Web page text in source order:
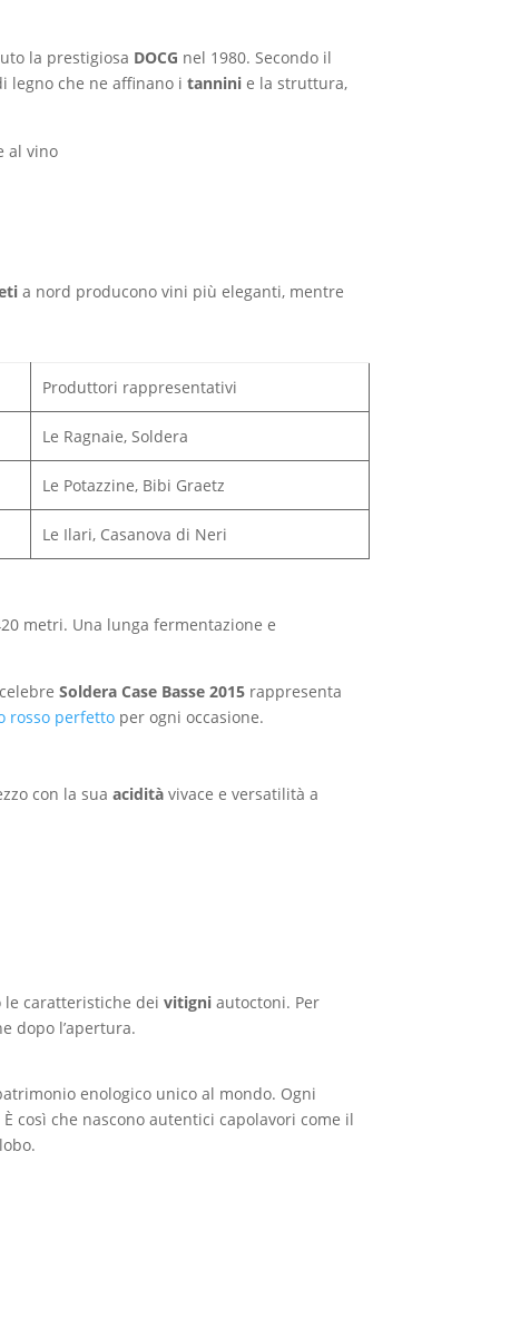
la prestigiosa DOCG nel 1980. Secondo il
legno che ne affinano itannini e la struttura,
al vino
a nord producono vini più eleganti, mentre
Produttori rappresentativi
Le Ragnaie, Soldera
Le Potazzine, Bibi Graetz
Le Ilari, Casanova di Neri
metri. Una lunga fermentazione e
Soldera Case Basse 2015 rappresenta
rosso perfetto per ogni occasione.
con la suaacidità vivace e versatilità a
le caratteristiche deivitigni autoctoni. Per
dopo l’apertura.
enologico unico al mondo. Ogni
che nascono autentici capolavori come il